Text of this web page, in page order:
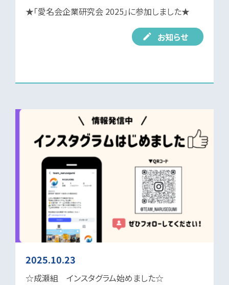
★「愛名会企業研究会 2025」に参加しました★
お知らせ
2025.10.23
☆成瀬組 インスタグラム始めました☆